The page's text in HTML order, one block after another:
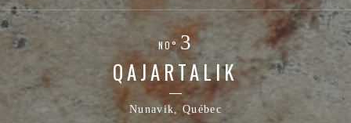
NO°
QAJARTALIK
Nunavik, Québec